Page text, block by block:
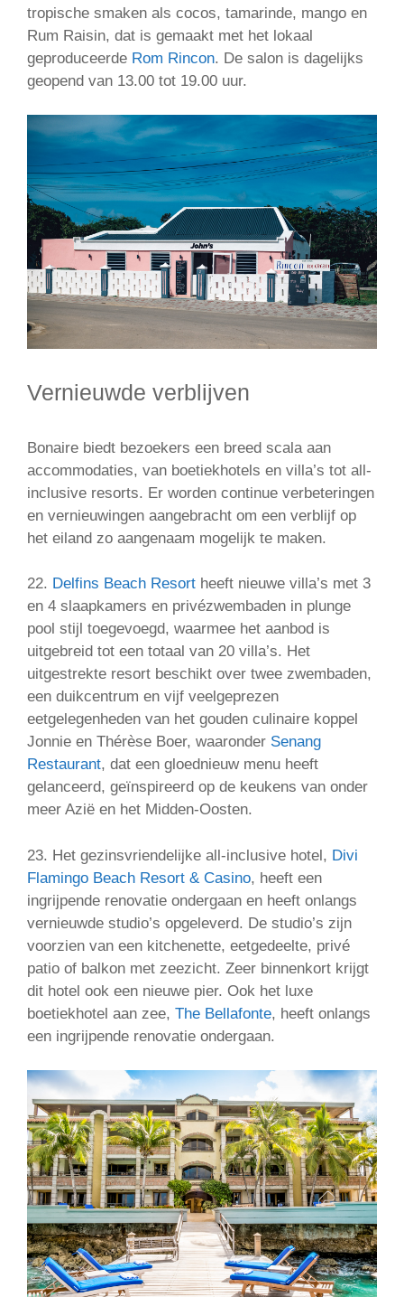
tropische smaken als cocos, tamarinde, mango en
Rum Raisin, dat is gemaakt met het lokaal
geproduceerde Rom Rincon. De salon is dagelijks
geopend van 13.00 tot 19.00 uur.
Vernieuwde verblijven
Bonaire biedt bezoekers een breed scala aan
accommodaties, van boetiekhotels en villa’s tot all-
inclusive resorts. Er worden continue verbeteringen
en vernieuwingen aangebracht om een verblijf op
het eiland zo aangenaam mogelijk te maken.
22. Delfins Beach Resort heeft nieuwe villa’s met 3
en 4 slaapkamers en privézwembaden in plunge
pool stijl toegevoegd, waarmee het aanbod is
uitgebreid tot een totaal van 20 villa’s. Het
uitgestrekte resort beschikt over twee zwembaden,
een duikcentrum en vijf veelgeprezen
eetgelegenheden van het gouden culinaire koppel
Jonnie en Thérèse Boer, waaronder Senang
Restaurant, dat een gloednieuw menu heeft
gelanceerd, geïnspireerd op de keukens van onder
meer Azië en het Midden-Oosten.
23. Het gezinsvriendelijke all-inclusive hotel, Divi
Flamingo Beach Resort & Casino, heeft een
ingrijpende renovatie ondergaan en heeft onlangs
vernieuwde studio’s opgeleverd. De studio’s zijn
voorzien van een kitchenette, eetgedeelte, privé
patio of balkon met zeezicht. Zeer binnenkort krijgt
dit hotel ook een nieuwe pier. Ook het luxe
boetiekhotel aan zee, The Bellafonte, heeft onlangs
een ingrijpende renovatie ondergaan.